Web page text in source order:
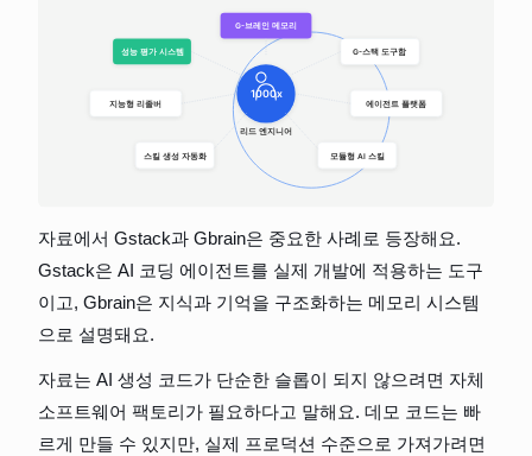
자료에서 Gstack과 Gbrain은 중요한 사례로 등장해요.
Gstack은 AI 코딩 에이전트를 실제 개발에 적용하는 도구
이고, Gbrain은 지식과 기억을 구조화하는 메모리 시스템
으로 설명돼요.
자료는 AI 생성 코드가 단순한 슬롭이 되지 않으려면 자체
소프트웨어 팩토리가 필요하다고 말해요. 데모 코드는 빠
르게 만들 수 있지만, 실제 프로덕션 수준으로 가져가려면